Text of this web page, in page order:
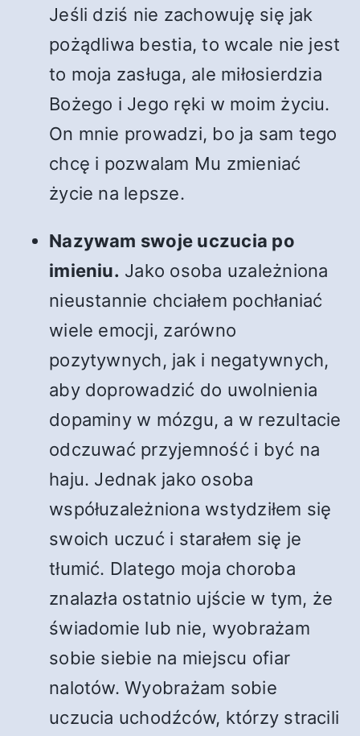
Jeśli dziś nie zachowuję się jak
pożądliwa bestia, to wcale nie jest
to moja zasługa, ale miłosierdzia
Bożego i Jego ręki w moim życiu.
On mnie prowadzi, bo ja sam tego
chcę i pozwalam Mu zmieniać
życie na lepsze.
Nazywam swoje uczucia po
imieniu. Jako osoba uzależniona
nieustannie chciałem pochłaniać
wiele emocji, zarówno
pozytywnych, jak i negatywnych,
aby doprowadzić do uwolnienia
dopaminy w mózgu, a w rezultacie
odczuwać przyjemność i być na
haju. Jednak jako osoba
współuzależniona wstydziłem się
swoich uczuć i starałem się je
tłumić. Dlatego moja choroba
znalazła ostatnio ujście w tym, że
świadomie lub nie, wyobrażam
sobie siebie na miejscu ofiar
nalotów. Wyobrażam sobie
uczucia uchodźców, którzy stracili